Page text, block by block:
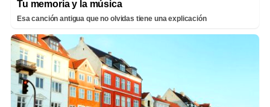
Tu memoria y la música
Esa canción antigua que no olvidas tiene una explicación